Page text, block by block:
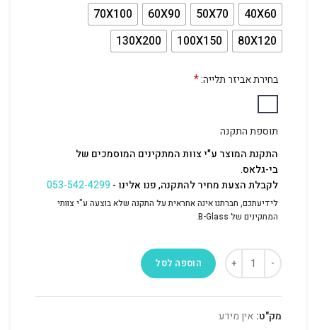
40X60
50X70
60X90
70X100
80X120
100X150
130X200
בחירת אביזר תלייה:*
תוספת התקנה
התקנת המוצר ע"י צוות המתקינים המוסמכים של
בי-גלאס.
לקבלת הצעת מחיר להתקנה, פנו אלינו -053-542-4299
לידיעתכם, חברתנו אינה אחראית על התקנה שלא בוצעה ע"י צוותי
המתקינים של B-Glass.
הוספה לסל
מק"ט: אין מידע